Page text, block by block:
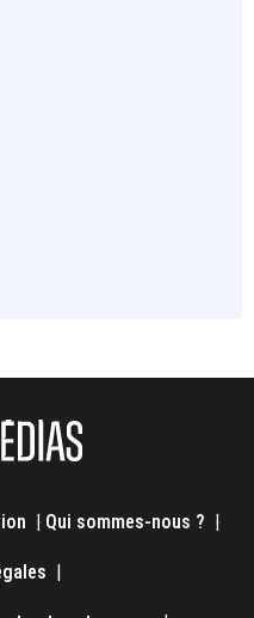
Qui sommes-nous ?